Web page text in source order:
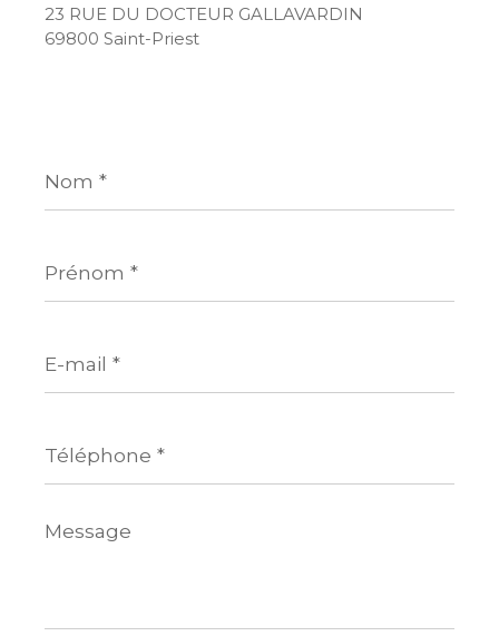
23 RUE DU DOCTEUR GALLAVARDIN
69800 Saint-Priest
*
*
mail
*
*
Message
*